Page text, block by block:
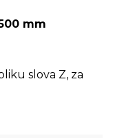
mm
slova Z, za